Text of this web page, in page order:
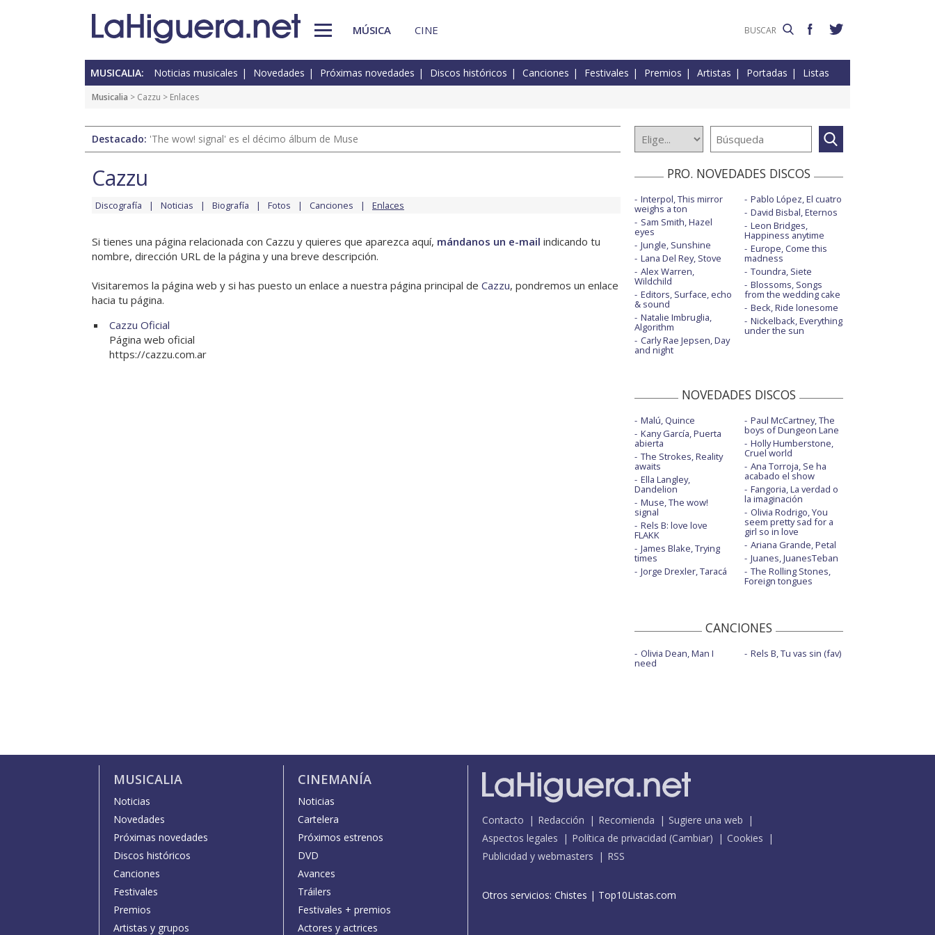
MÚSICA CINE
MUSICALIA: Noticias musicales Novedades Próximas novedades Discos históricos Canciones Festivales Premios Artistas Portadas Listas
Musicalia > Cazzu > Enlaces
Destacado: 'The wow! signal' es el décimo álbum de Muse
Cazzu
Discografía Noticias Biografía Fotos Canciones Enlaces
Si tienes una página relacionada con Cazzu y quieres que aparezca aquí, mándanos un e-mail indicando tu
nombre, dirección URL de la página y una breve descripción.
Visitaremos la página web y si has puesto un enlace a nuestra página principal de Cazzu, pondremos un enlace
hacia tu página.
Cazzu Oficial
Página web oficial
https://cazzu.com.ar
PRO. NOVEDADES DISCOS
Interpol, This mirror
weighs a ton
Sam Smith, Hazel
eyes
Jungle, Sunshine
Lana Del Rey, Stove
Alex Warren,
Wildchild
Editors, Surface, echo
& sound
Natalie Imbruglia,
Algorithm
Carly Rae Jepsen, Day
and night
Pablo López, El cuatro
David Bisbal, Eternos
Leon Bridges,
Happiness anytime
Europe, Come this
madness
Toundra, Siete
Blossoms, Songs
from the wedding cake
Beck, Ride lonesome
Nickelback, Everything
under the sun
NOVEDADES DISCOS
Malú, Quince
Kany García, Puerta
abierta
The Strokes, Reality
awaits
Ella Langley,
Dandelion
Muse, The wow!
signal
Rels B: love love
FLAKK
James Blake, Trying
times
Jorge Drexler, Taracá
Paul McCartney, The
boys of Dungeon Lane
Holly Humberstone,
Cruel world
Ana Torroja, Se ha
acabado el show
Fangoria, La verdad o
la imaginación
Olivia Rodrigo, You
seem pretty sad for a
girl so in love
Ariana Grande, Petal
Juanes, JuanesTeban
The Rolling Stones,
Foreign tongues
CANCIONES
Olivia Dean, Man I
need
Rels B, Tu vas sin (fav)
MUSICALIA
Noticias
Novedades
Próximas novedades
Discos históricos
Canciones
Festivales
Premios
Artistas y grupos
CINEMANÍA
Noticias
Cartelera
Próximos estrenos
DVD
Avances
Tráilers
Festivales + premios
Actores y actrices
Contacto Redacción Recomienda
Sugiere una web
Aspectos legales
Política de privacidad (Cambiar)
Cookies
Publicidad y webmasters
RSS
Otros servicios: Chistes | Top10Listas.com